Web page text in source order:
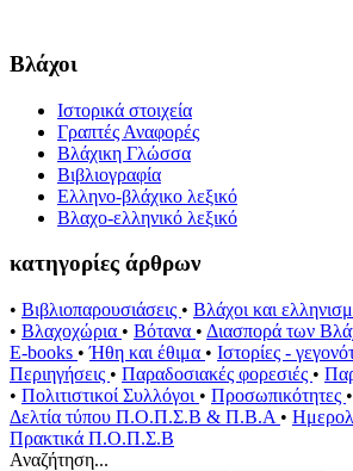
Βλάχοι
Ιστορικά στοιχεία
Γραπτές Αναφορές
Βλάχικη Γλώσσα
Βιβλιογραφία
Ελληνο-βλάχικο λεξικό
Βλαχο-ελληνικό λεξικό
κατηγορίες άρθρων
• Βιβλιοπαρουσιάσεις • Βλάχοι και
• Βλαχοχώρια • Βότανα • Διασπορά των
E-books •Ήθη και έθιμα • Ιστορίες -
Περιηγήσεις • Παραδοσιακές φορεσιές •
• Πολιτιστικοί Συλλόγοι • Προσωπικότητες •
Δελτία τύπου Π.Ο.Π.Σ.Β & Π.Β.Α •
Πρακτικά Π.Ο.Π.Σ.Β
Αναζήτηση...